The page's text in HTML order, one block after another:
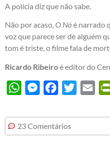
A polícia diz que não sabe.
Não por acaso,O Nóé narrado
voz que parece ser de alguém
tom é triste, o filme fala de
Ricardo Ribeiroé editor do
WhatsAppMessengerFacebook
Twitter
23 Comentários